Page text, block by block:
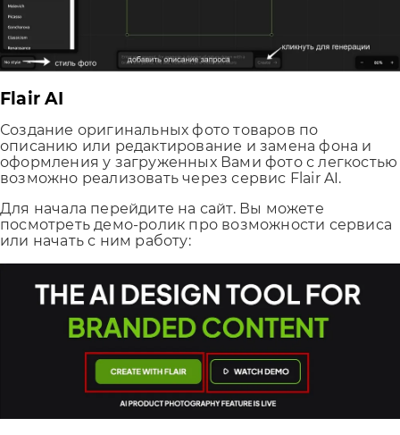
Flair AI
Создание оригинальных фото товаров по
описанию или редактирование и замена фона и
оформления у загруженных Вами фото с легкостью
возможно реализовать через сервис Flair AI.
Для начала перейдите на сайт. Вы можете
посмотреть демо-ролик про возможности сервиса
или начать с ним работу: